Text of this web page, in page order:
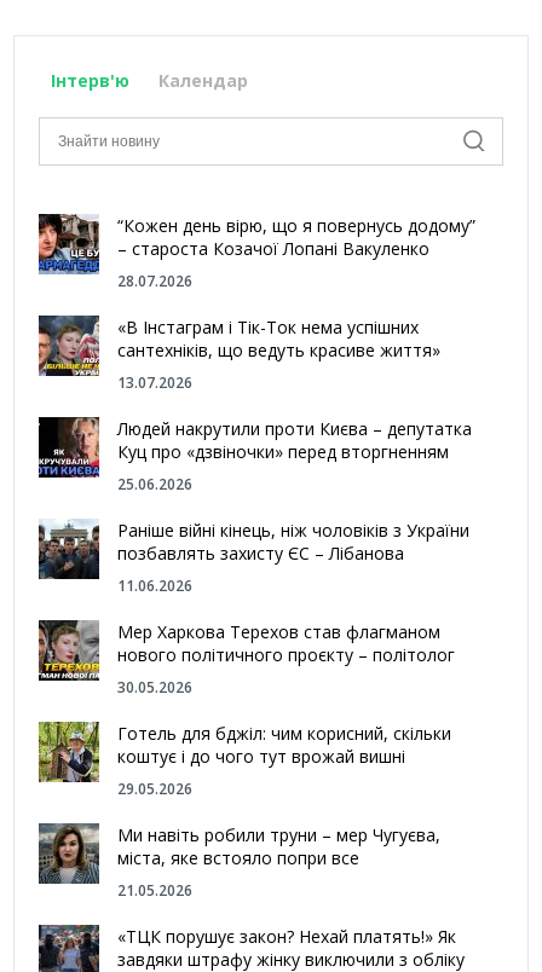
Інтерв'ю Календар
“Кожен день вірю, що я повернусь додому”
– староста Козачої Лопані Вакуленко
28.07.2026
«В Інстаграм і Тік-Ток нема успішних
сантехніків, що ведуть красиве життя»
13.07.2026
Людей накрутили проти Києва – депутатка
Куц про «дзвіночки» перед вторгненням
25.06.2026
Раніше війні кінець, ніж чоловіків з України
позбавлять захисту ЄС – Лібанова
11.06.2026
Мер Харкова Терехов став флагманом
нового політичного проєкту – політолог
30.05.2026
Готель для бджіл: чим корисний, скільки
коштує і до чого тут врожай вишні
29.05.2026
Ми навіть робили труни – мер Чугуєва,
міста, яке встояло попри все
21.05.2026
«ТЦК порушує закон? Нехай платять!» Як
завдяки штрафу жінку виключили з обліку